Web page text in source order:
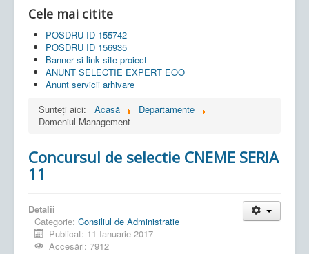
Cele mai citite
POSDRU ID 155742
POSDRU ID 156935
Banner si link site proiect
ANUNT SELECTIE EXPERT EOO
Anunt servicii arhivare
Sunteți aici:
Acasă
Departamente
Domeniul Management
Concursul de selectie CNEME SERIA
11
Detalii
Categorie: Consiliul de Administratie
Publicat: 11 Ianuarie 2017
Accesări: 7912